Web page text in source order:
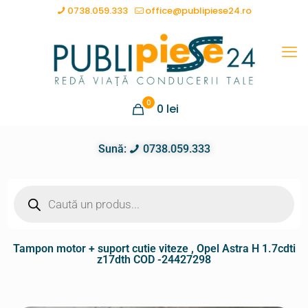
0738.059.333 office@publipiese24.ro
0 0 lei
Sună: 0738.059.333
Tampon motor + suport cutie viteze , Opel Astra H 1.7cdti
z17dth COD -24427298